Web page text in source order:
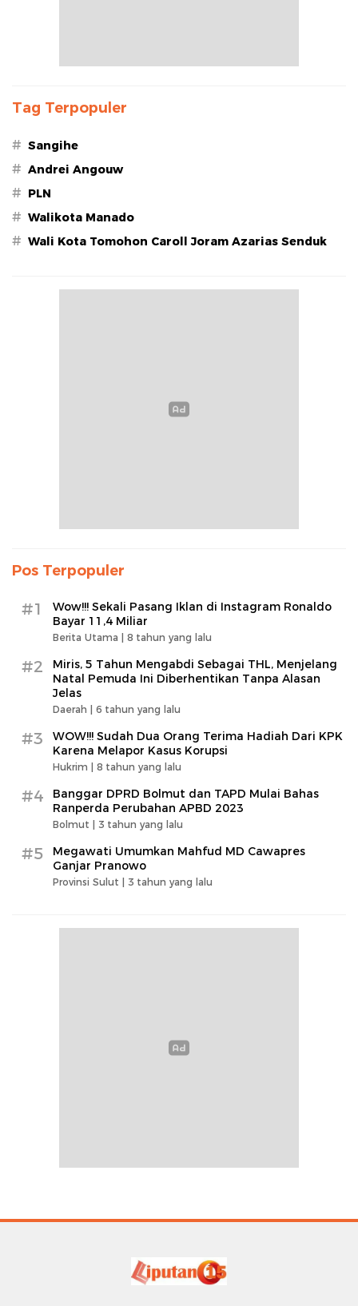
Tag Terpopuler
# Sangihe
# Andrei Angouw
# PLN
# Walikota Manado
# Wali Kota Tomohon Caroll Joram Azarias Senduk
Pos Terpopuler
#1
Wow!!! Sekali Pasang Iklan di Instagram Ronaldo
Bayar 11,4 Miliar
Berita Utama | 8 tahun yang lalu
#2
Miris, 5 Tahun Mengabdi Sebagai THL, Menjelang
Natal Pemuda Ini Diberhentikan Tanpa Alasan
Jelas
Daerah | 6 tahun yang lalu
#3
WOW!!! Sudah Dua Orang Terima Hadiah Dari KPK
Karena Melapor Kasus Korupsi
Hukrim | 8 tahun yang lalu
#4
Banggar DPRD Bolmut dan TAPD Mulai Bahas
Ranperda Perubahan APBD 2023
Bolmut | 3 tahun yang lalu
#5
Megawati Umumkan Mahfud MD Cawapres
Ganjar Pranowo
Provinsi Sulut | 3 tahun yang lalu